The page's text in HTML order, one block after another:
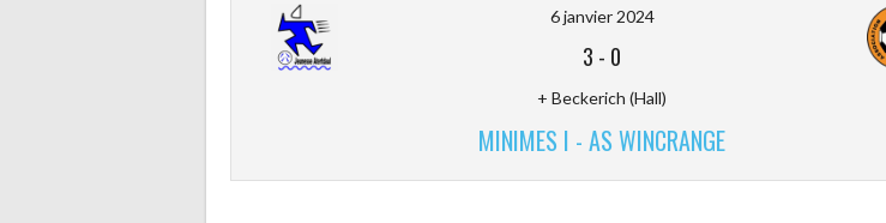
6 janvier 2024
3 - 0
+ Beckerich (Hall)
MINIMES I - AS WINCRANGE